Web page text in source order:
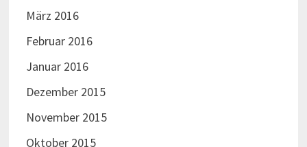
März 2016
Februar 2016
Januar 2016
Dezember 2015
November 2015
Oktober 2015